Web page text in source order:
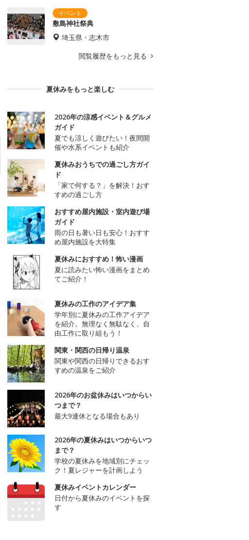
敷島神社祭典
埼玉県・志木市
閲覧履歴をもっと見る
夏休みをもっと楽しむ
2026年の涼感イベント＆グルメ
ガイド
夏でも涼しく遊びたい！夜間開
催や水系イベントも紹介
夏休みおうちでの過ごし方ガイ
ド
「家で何する？」を解決！おす
すめの過ごし方
おすすめ屋内施設・室内遊び場
ガイド
雨の日も暑い日も安心！おすす
め屋内施設を大特集
夏休みにおすすめ！怖い漫画
夏に読みたい怖い漫画をまとめ
てご紹介！
夏休みの工作のアイデア集
学年別に夏休みの工作アイデア
を紹介。無理なく無駄なく、自
由工作に取り組もう！
関東・関西の日帰り温泉
関東や関西の日帰りできるおす
すめの温泉をご紹介
2026年のお盆休みはいつからい
つまで？
最大9連休となる場合もあり
2026年の夏休みはいつからいつ
まで？
学校の夏休みを地域別にチェッ
ク！夏レジャーを計画しよう
夏休みイベントカレンダー
日付から夏休みのイベントを探
す